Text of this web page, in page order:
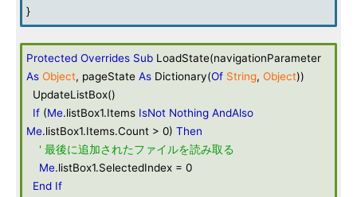
}
Protected Overrides Sub LoadState(navigationParameter
As Object, pageState As Dictionary(Of String, Object))
UpdateListBox()
If (Me.listBox1.Items IsNot Nothing AndAlso
Me.listBox1.Items.Count > 0) Then
' 最後に追加されたファイルを読み取る
Me.listBox1.SelectedIndex = 0
End If